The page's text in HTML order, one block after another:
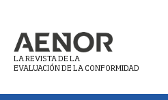
LA REVISTA DE LA
EVALUACIÓN DE LA CONFORMIDAD